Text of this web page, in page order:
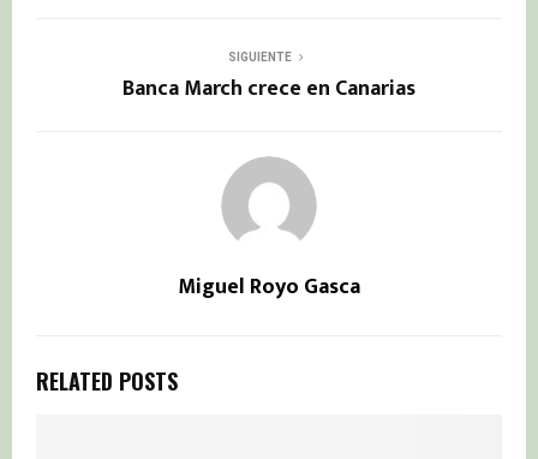
SIGUIENTE
Banca March crece en Canarias
Miguel Royo Gasca
RELATED POSTS